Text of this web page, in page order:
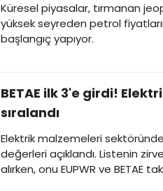
Küresel piyasalar, tırmanan
yüksek seyreden petrol
başlangıç yapıyor.
BETAE ilk 3'e girdi!
sıralandı
Elektrik malzemeleri
değerleri açıklandı. Listenin
alırken, onu EUPWR ve BETAE